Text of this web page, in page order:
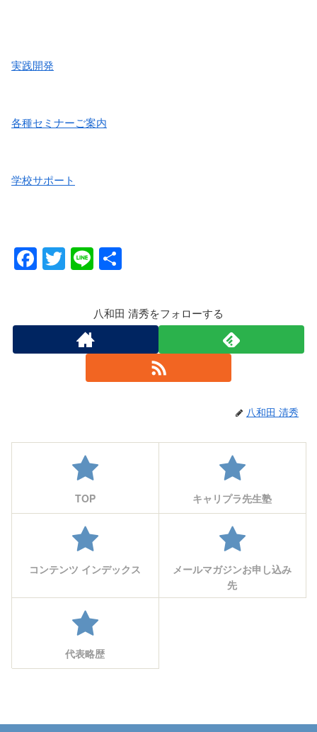
実践開発
各種セミナーご案内
学校サポート
F
a
e
b
T
wi
er
Li
n
e
八和田 清秀をフォローする
八和田 清秀
TOP キャリプラ先生塾
コンテンツ インデックス
メールマガジンお申し込み
先
代表略歴